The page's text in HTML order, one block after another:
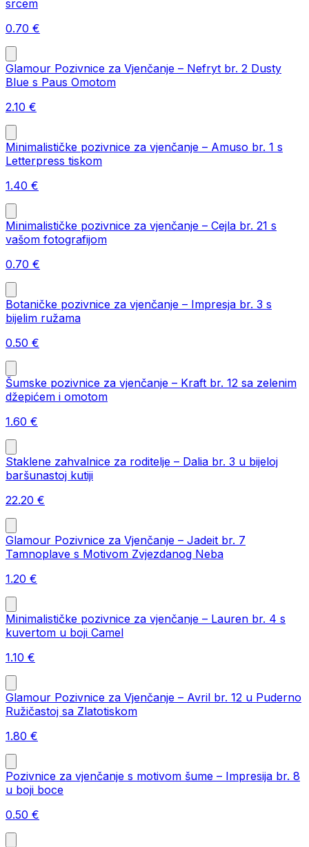
srcem
0.70 €
Glamour Pozivnice za Vjenčanje – Nefryt br. 2 Dusty
Blue s Paus Omotom
2.10 €
Minimalističke pozivnice za vjenčanje – Amuso br. 1 s
Letterpress tiskom
1.40 €
Minimalističke pozivnice za vjenčanje – Cejla br. 21 s
vašom fotografijom
0.70 €
Botaničke pozivnice za vjenčanje – Impresja br. 3 s
bijelim ružama
0.50 €
Šumske pozivnice za vjenčanje – Kraft br. 12 sa zelenim
džepićem i omotom
1.60 €
Staklene zahvalnice za roditelje – Dalia br. 3 u bijeloj
baršunastoj kutiji
22.20 €
Glamour Pozivnice za Vjenčanje – Jadeit br. 7
Tamnoplave s Motivom Zvjezdanog Neba
1.20 €
Minimalističke pozivnice za vjenčanje – Lauren br. 4 s
kuvertom u boji Camel
1.10 €
Glamour Pozivnice za Vjenčanje – Avril br. 12 u Puderno
Ružičastoj sa Zlatotiskom
1.80 €
Pozivnice za vjenčanje s motivom šume – Impresija br. 8
u boji boce
0.50 €